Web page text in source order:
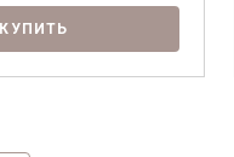
КУПИТЬ